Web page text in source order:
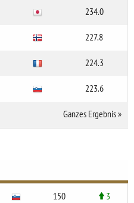
234.0
227.8
224.3
223.6
Ganzes Ergebnis»
150 3